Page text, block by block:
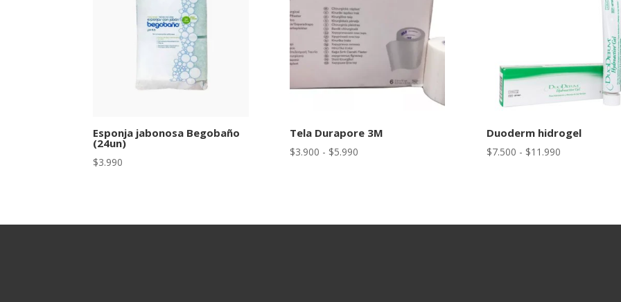
Esponja jabonosa Begobaño
(24un)
$3.990
Tela Durapore 3M
$3.900 - $5.990Rango
Duoderm hidrogel
$7.500 - $11.990Rango